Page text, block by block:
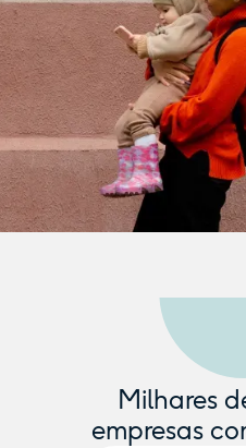
Milhares
empresas